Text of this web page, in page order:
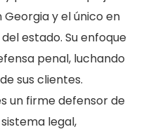
Georgia y el único en
estado. Su enfoque
penal, luchando
sus clientes.
un firme defensor de
legal,